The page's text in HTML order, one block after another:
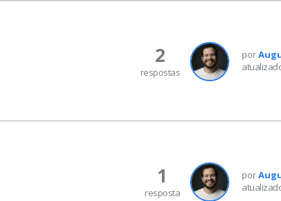
por
2
respostas
por
1
resposta